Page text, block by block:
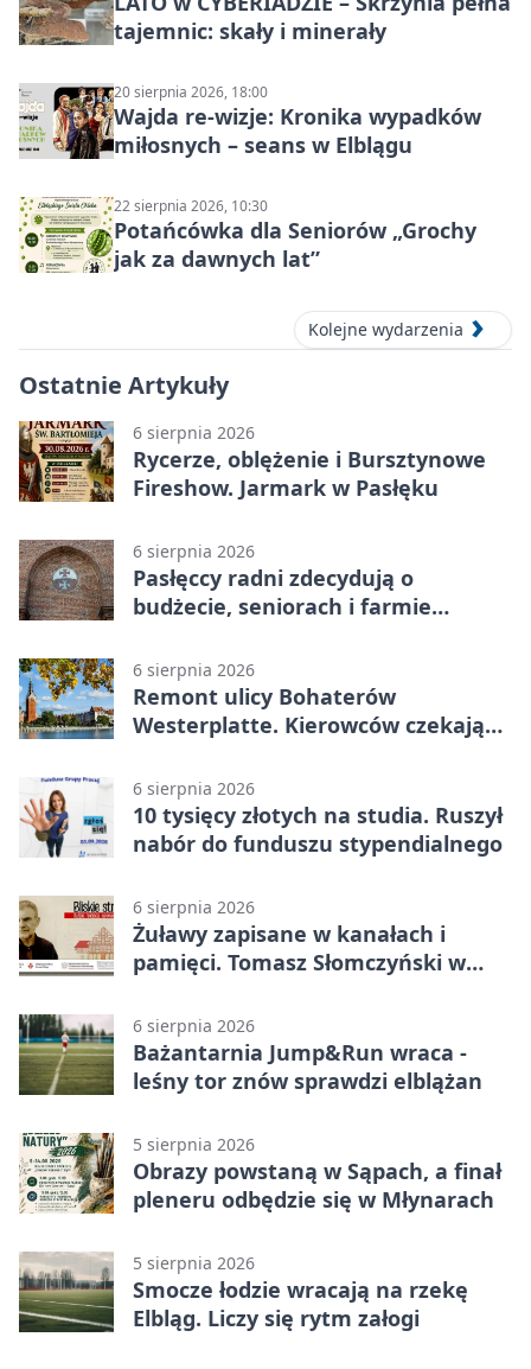
tajemnic: skały i minerały
20 sierpnia 2026, 18:00
Wajda re-wizje: Kronika wypadków
miłosnych – seans w Elblągu
22 sierpnia 2026, 10:30
Potańcówka dla Seniorów „Grochy
jak za dawnych lat”
Kolejne wydarzenia
Ostatnie Artykuły
6 sierpnia 2026
Rycerze, oblężenie i Bursztynowe
Fireshow. Jarmark w Pasłęku
6 sierpnia 2026
Pasłęccy radni zdecydują o
budżecie, seniorach i farmie
6 sierpnia 2026
Remont ulicy Bohaterów
Westerplatte. Kierowców czekają
6 sierpnia 2026
10 tysięcy złotych na studia. Ruszył
nabór do funduszu stypendialnego
6 sierpnia 2026
Żuławy zapisane w kanałach i
pamięci. Tomasz Słomczyński w
6 sierpnia 2026
Bażantarnia Jump&Run wraca -
leśny tor znów sprawdzi elblążan
5 sierpnia 2026
Obrazy powstaną w Sąpach, a finał
pleneru odbędzie się w Młynarach
5 sierpnia 2026
Smocze łodzie wracają na rzekę
Elbląg. Liczy się rytm załogi